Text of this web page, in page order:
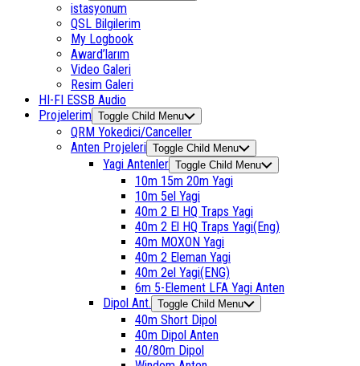
istasyonum
QSL Bilgilerim
My Logbook
Award’larım
Video Galeri
Resim Galeri
HI-FI ESSB Audio
Projelerim Toggle Child Menu
QRM Yokedici/Canceller
Anten Projeleri Toggle Child Menu
Yagi Antenler Toggle Child Menu
10m 15m 20m Yagi
10m 5el Yagi
40m 2 El HQ Traps Yagi
40m 2 El HQ Traps Yagi(Eng)
40m MOXON Yagi
40m 2 Eleman Yagi
40m 2el Yagi(ENG)
6m 5-Element LFA Yagi Anten
Dipol Ant. Toggle Child Menu
40m Short Dipol
40m Dipol Anten
40/80m Dipol